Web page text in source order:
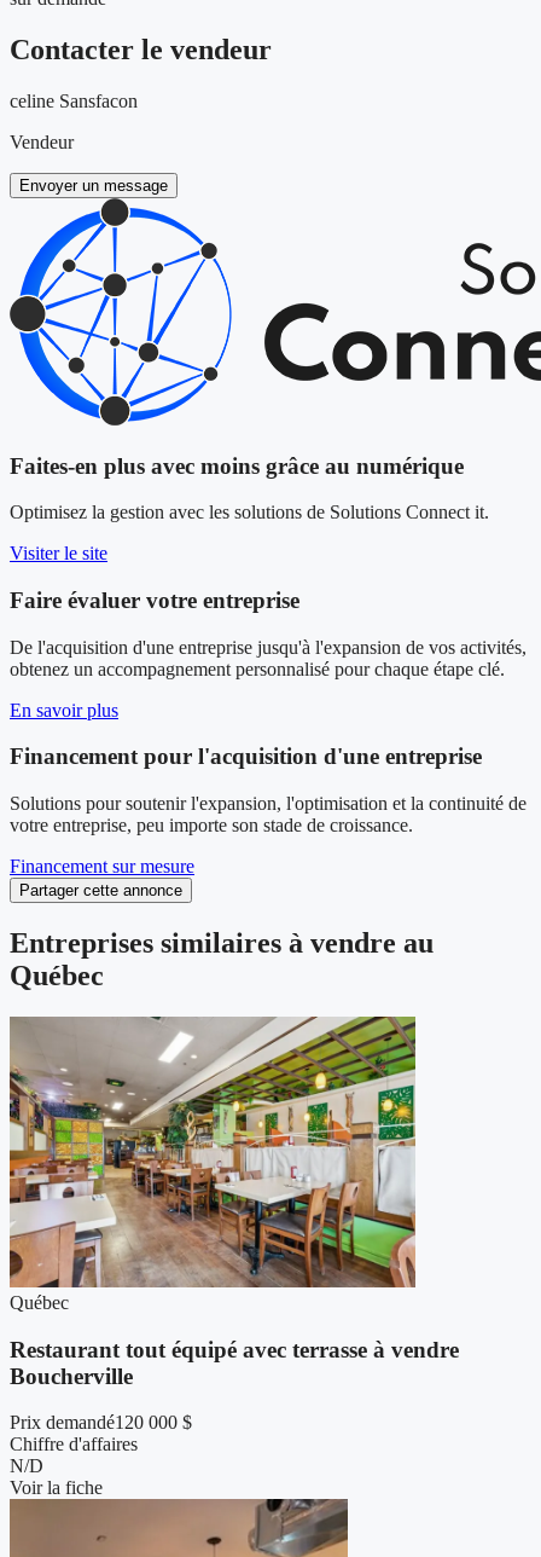
Contacter le vendeur
celine Sansfacon
Vendeur
Envoyer un message
Faites-en plus avec moins grâce au numérique
Optimisez la gestion avec les solutions de Solutions Connect it.
Visiter le site
Faire évaluer votre entreprise
De l'acquisition d'une entreprise jusqu'à l'expansion de vos activités,
obtenez un accompagnement personnalisé pour chaque étape clé.
En savoir plus
Financement pour l'acquisition d'une entreprise
Solutions pour soutenir l'expansion, l'optimisation et la continuité de
votre entreprise, peu importe son stade de croissance.
Financement sur mesure
Partager cette annonce
Entreprises similaires à vendre au
Québec
Québec
Restaurant tout équipé avec terrasse à vendre
Boucherville
Prix demandé120 000 $
Chiffre d'affaires
N/D
Voir la fiche